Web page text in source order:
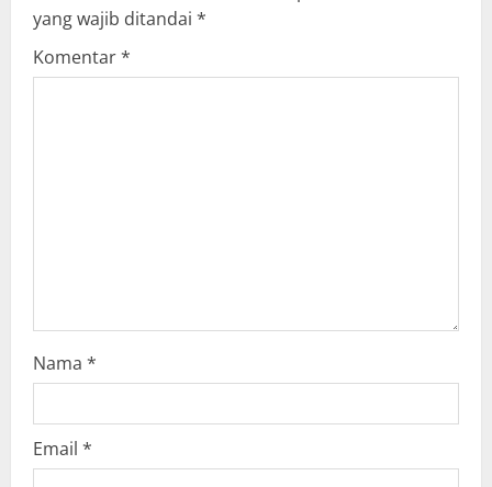
i
g
yang wajib ditandai *
Komentar*
Nama *
Email *